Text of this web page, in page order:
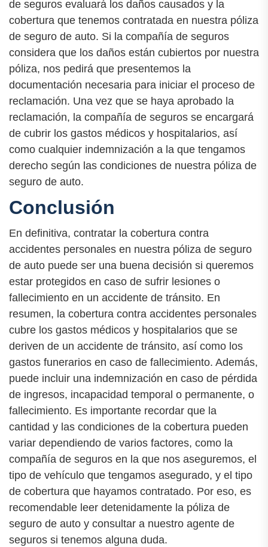
de seguros evaluará los daños causados y la
cobertura que tenemos contratada en nuestra póliza
de seguro de auto. Si la compañía de seguros
considera que los daños están cubiertos por nuestra
póliza, nos pedirá que presentemos la
documentación necesaria para iniciar el proceso de
reclamación. Una vez que se haya aprobado la
reclamación, la compañía de seguros se encargará
de cubrir los gastos médicos y hospitalarios, así
como cualquier indemnización a la que tengamos
derecho según las condiciones de nuestra póliza de
seguro de auto.
Conclusión
En definitiva, contratar la cobertura contra
accidentes personales en nuestra póliza de seguro
de auto puede ser una buena decisión si queremos
estar protegidos en caso de sufrir lesiones o
fallecimiento en un accidente de tránsito. En
resumen, la cobertura contra accidentes personales
cubre los gastos médicos y hospitalarios que se
deriven de un accidente de tránsito, así como los
gastos funerarios en caso de fallecimiento. Además,
puede incluir una indemnización en caso de pérdida
de ingresos, incapacidad temporal o permanente, o
fallecimiento. Es importante recordar que la
cantidad y las condiciones de la cobertura pueden
variar dependiendo de varios factores, como la
compañía de seguros en la que nos aseguremos, el
tipo de vehículo que tengamos asegurado, y el tipo
de cobertura que hayamos contratado. Por eso, es
recomendable leer detenidamente la póliza de
seguro de auto y consultar a nuestro agente de
seguros si tenemos alguna duda.